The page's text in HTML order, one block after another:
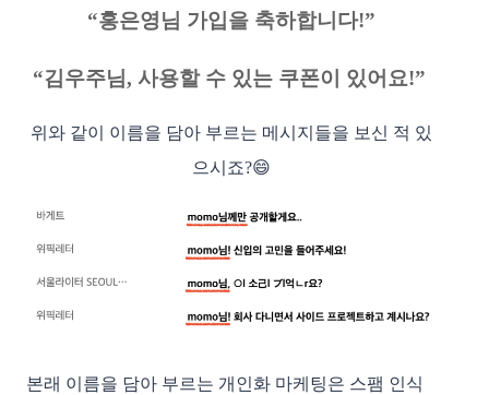
“홍은영님 가입을 축하합니다!”
“김우주님, 사용할 수 있는 쿠폰이 있어요!”
위와 같이 이름을 담아 부르는 메시지들을 보신 적 있
으시죠?😄
본래 이름을 담아 부르는 개인화 마케팅은 스팸 인식